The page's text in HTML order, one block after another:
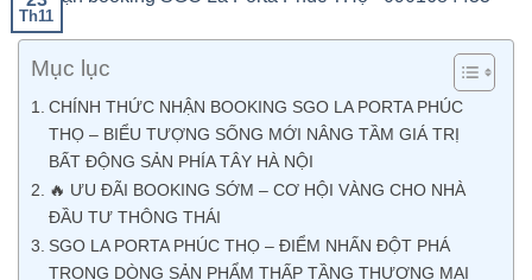
Th11
Mục lục
CHÍNH THỨC NHẬN BOOKING SGO LA PORTA PHÚC
THỌ – BIỂU TƯỢNG SỐNG MỚI NÂNG TẦM GIÁ TRỊ
BẤT ĐỘNG SẢN PHÍA TÂY HÀ NỘI
🔥 ƯU ĐÃI BOOKING SỚM – CƠ HỘI VÀNG CHO NHÀ
ĐẦU TƯ THÔNG THÁI
SGO LA PORTA PHÚC THỌ – ĐIỂM NHẤN ĐỘT PHÁ
TRONG DÒNG SẢN PHẨM THẤP TẦNG THƯƠNG MẠI